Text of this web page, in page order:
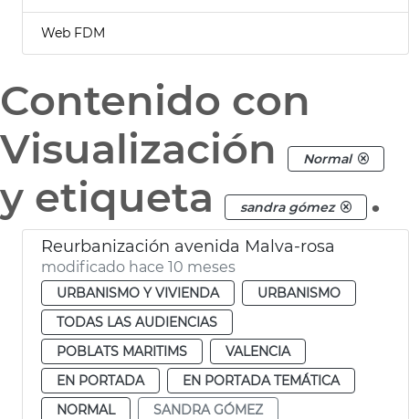
Web FDM
Contenido con
Visualización
Normal
y etiqueta sandra gómez .
Reurbanización avenida Malva-rosa
modificado hace 10 meses
URBANISMO Y VIVIENDA
URBANISMO
TODAS LAS AUDIENCIAS
POBLATS MARITIMS
VALENCIA
EN PORTADA
EN PORTADA TEMÁTICA
NORMAL
SANDRA GÓMEZ